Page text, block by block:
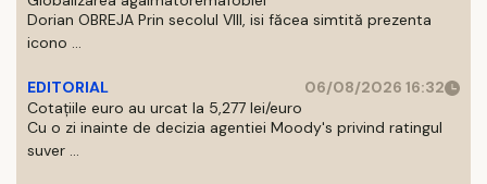
Dorian OBREJA Prin secolul VIII, isi făcea simtită prezenta
icono ...
EDITORIAL
06/08/2026 16:32
Cotațiile euro au urcat la 5,277 lei/euro
Cu o zi inainte de decizia agentiei Moody's privind ratingul
suver ...